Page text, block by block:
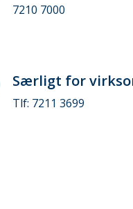
7210 7000
Særligt for
Tlf: 7211 3699